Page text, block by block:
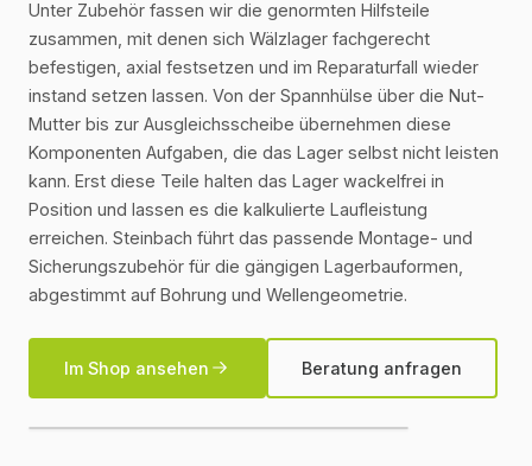
Unternehmen
Kontakt
Webshop
Unter Zubehör fassen wir die genormten Hilfsteile
zusammen, mit denen sich Wälzlager fachgerecht
befestigen, axial festsetzen und im Reparaturfall wieder
instand setzen lassen. Von der Spannhülse über die Nut-
Mutter bis zur Ausgleichsscheibe übernehmen diese
Komponenten Aufgaben, die das Lager selbst nicht leisten
kann. Erst diese Teile halten das Lager wackelfrei in
Position und lassen es die kalkulierte Laufleistung
erreichen. Steinbach führt das passende Montage- und
Sicherungszubehör für die gängigen Lagerbauformen,
abgestimmt auf Bohrung und Wellengeometrie.
Im Shop ansehen Beratung anfragen